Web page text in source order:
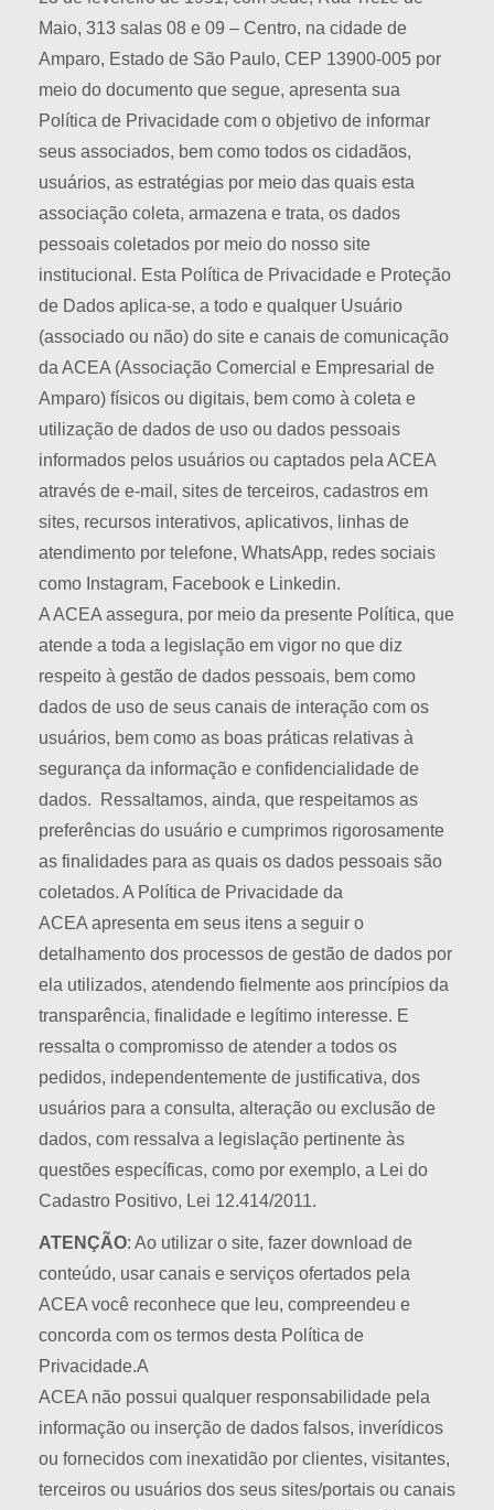
Maio, 313 salas 08 e 09 – Centro, na cidade de
Amparo, Estado de São Paulo, CEP 13900-005 por
meio do documento que segue, apresenta sua
Política de Privacidade com o objetivo de informar
seus associados, bem como todos os cidadãos,
usuários, as estratégias por meio das quais esta
associação coleta, armazena e trata, os dados
pessoais coletados por meio do nosso site
institucional. Esta Política de Privacidade e Proteção
de Dados aplica-se, a todo e qualquer Usuário
(associado ou não) do site e canais de comunicação
da ACEA (Associação Comercial e Empresarial de
Amparo) físicos ou digitais, bem como à coleta e
utilização de dados de uso ou dados pessoais
informados pelos usuários ou captados pela ACEA
através de e-mail, sites de terceiros, cadastros em
sites, recursos interativos, aplicativos, linhas de
atendimento por telefone, WhatsApp, redes sociais
como Instagram, Facebook e Linkedin.
A ACEA assegura, por meio da presente Política, que
atende a toda a legislação em vigor no que diz
respeito à gestão de dados pessoais, bem como
dados de uso de seus canais de interação com os
usuários, bem como as boas práticas relativas à
segurança da informação e confidencialidade de
dados. Ressaltamos, ainda, que respeitamos as
preferências do usuário e cumprimos rigorosamente
as finalidades para as quais os dados pessoais são
coletados. A Política de Privacidade da
ACEA apresenta em seus itens a seguir o
detalhamento dos processos de gestão de dados por
ela utilizados, atendendo fielmente aos princípios da
transparência, finalidade e legítimo interesse. E
ressalta o compromisso de atender a todos os
pedidos, independentemente de justificativa, dos
usuários para a consulta, alteração ou exclusão de
dados, com ressalva a legislação pertinente às
questões específicas, como por exemplo, a Lei do
Cadastro Positivo, Lei 12.414/2011.
ATENÇÃO: Ao utilizar o site, fazer download de
conteúdo, usar canais e serviços ofertados pela
ACEA você reconhece que leu, compreendeu e
concorda com os termos desta Política de
Privacidade.A
ACEA não possui qualquer responsabilidade pela
informação ou inserção de dados falsos, inverídicos
ou fornecidos com inexatidão por clientes, visitantes,
terceiros ou usuários dos seus sites/portais ou canais